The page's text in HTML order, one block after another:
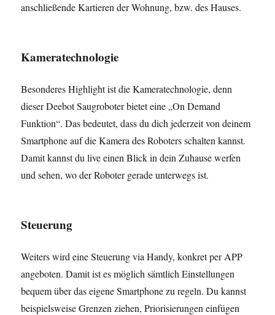
anschließende Kartieren der Wohnung, bzw. des Hauses.
Kameratechnologie
Besonderes Highlight ist die Kameratechnologie, denn
dieser Deebot Saugroboter bietet eine „On Demand
Funktion“. Das bedeutet, dass du dich jederzeit von deinem
Smartphone auf die Kamera des Roboters schalten kannst.
Damit kannst du live einen Blick in dein Zuhause werfen
und sehen, wo der Roboter gerade unterwegs ist.
Steuerung
Weiters wird eine Steuerung via Handy, konkret per APP
angeboten. Damit ist es möglich sämtlich Einstellungen
bequem über das eigene Smartphone zu regeln. Du kannst
beispielsweise Grenzen ziehen, Priorisierungen einfügen